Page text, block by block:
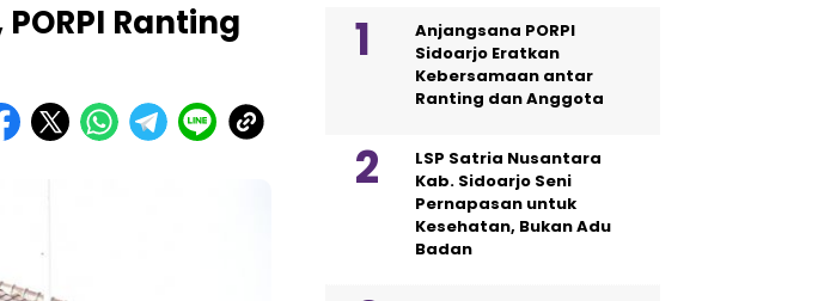
Ranting
Anjangsana PORPI
Sidoarjo Eratkan
Kebersamaan antar
Ranting dan Anggota
LSP Satria Nusantara
Kab. Sidoarjo Seni
Pernapasan untuk
Kesehatan, Bukan Adu
Badan